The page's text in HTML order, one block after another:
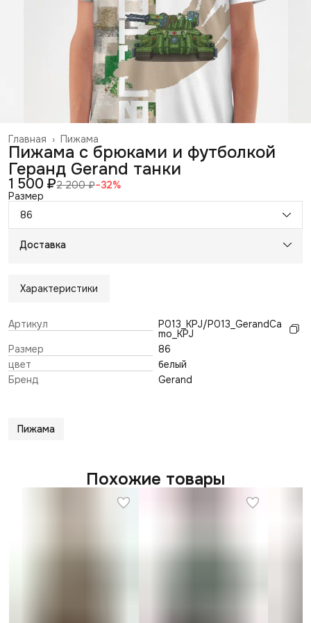
Пижама
Главная ›
Пижама с брюками и футболкой
Геранд Gerand танки
1 500 ₽2 200 ₽−32%
Размер
86
Доставка
Характеристики
Артикул P013_KPJ/P013_GerandCa
mo_KPJ
Размер
86
цвет
белый
Бренд
Gerand
Пижама
Похожие товары